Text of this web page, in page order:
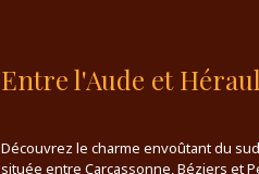
Entre l'Aude et
Découvrez le charme envoûtant du
située entre Carcassonne, Béziers et